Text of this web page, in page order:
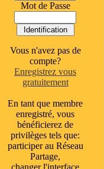
Mot de Passe
Vous n'avez pas de
compte?
Enregistrez vous
gratuitement
En tant que membre
enregistré, vous
bénéficierez de
privilèges tels que:
participer au Réseau
Partage,
changer l'interface